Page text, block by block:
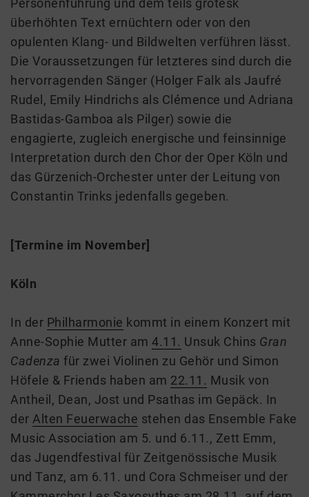
Personenführung und dem teils grotesk
überhöhten Text ernüchtern oder von den
opulenten Klang- und Bildwelten verführen lässt.
Die Voraussetzungen für letzteres sind durch die
hervorragenden Sänger (Holger Falk als Jaufré
Rudel, Emily Hindrichs als Clémence und Adriana
Bastidas-Gamboa als Pilger) sowie die
engagierte, zugleich energische und feinsinnige
Interpretation durch den Chor der Oper Köln und
das Gürzenich-Orchester unter der Leitung von
Constantin Trinks jedenfalls gegeben.
[Termine im November]
Köln
In der Philharmonie kommt in einem Konzert mit
Anne-Sophie Mutter am 4.11. Unsuk Chins Gran
Cadenza für zwei Violinen zu Gehör und Simon
Höfele & Friends haben am 22.11. Musik von
Antheil, Dean, Jost und Psathas im Gepäck. In
der Alten Feuerwache stehen das Ensemble Fake
Music Association am 5. und 6.11., Zett Emm,
das Jugendfestival für Zeitgenössische Musik
und Tanz, am 6.11. und Cora Schmeiser und der